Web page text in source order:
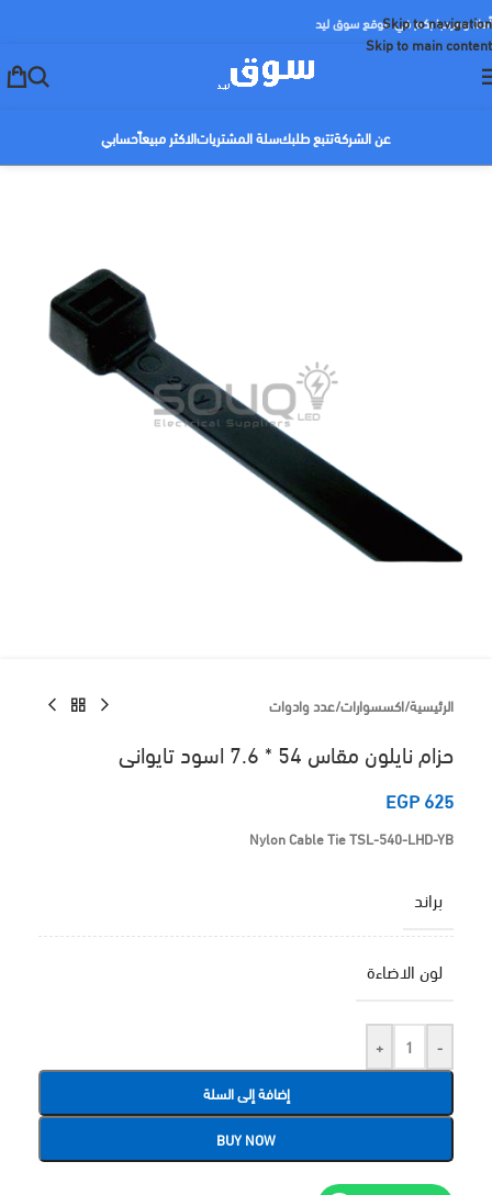
Skip to navigation
Skip to main content
أهلا ومرحبا بكم في موقع سوق ليد
عن الشركةتتبع طلبكسلة المشترياتالاكثر مبيعاًحسابي
الرئيسية/اكسسوارات/عدد وادوات
حزام نايلون مقاس 54 * 7.6 اسود تايوانى
EGP625
Nylon Cable Tie TSL-540-LHD-YB
براند
لون الاضاءة
-
+
إضافة إلى السلة
BUY NOW